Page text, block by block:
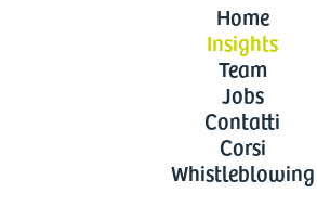
Home
Insights
Team
Jobs
Contatti
Corsi
Whistleblowing